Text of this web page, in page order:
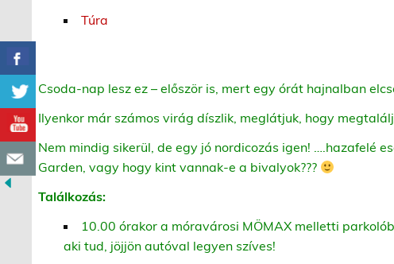
Túra
Csoda-nap lesz ez – először is, mert egy órát hajnalban
Ilyenkor már számos virág díszlik, meglátjuk, hogy
Nem mindig sikerül, de egy jó nordicozás igen! ….hazafelé
Garden, vagy hogy kint vannak-e a bivalyok???
Találkozás:
10.00 órakor a móravárosi MÖMAX melletti
aki tud, jöjjön autóval legyen szíves!